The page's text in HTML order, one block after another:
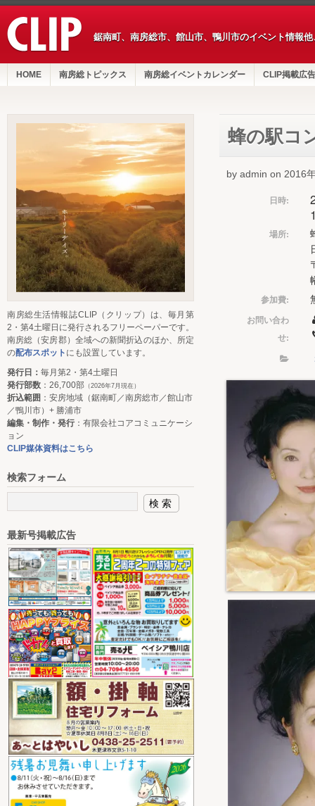
鋸南町、南房総市、館山市、鴨川市のイベント情報
HOME 南房総トピックス 南房総イベントカレンダー CLIP掲載広告
蜂の駅コ
by admin on 2016
日時:
場所:
参加費:
お問い合わ
せ:
南房総生活情報誌CLIP（クリップ）は、毎月第
2・第4土曜日に発行されるフリーペーパーです。
南房総（安房郡）全域への新聞折込のほか、所定
の配布スポット にも設置しています。
発行日： 毎月第2・第4土曜日
発行部数 ：26,700部 （2026年7月現在）
折込範囲 ：安房地域（鋸南町／南房総市／館山市
／鴨川市）+ 勝浦市
編集・制作・発行：有限会社コアコミュニケーシ
ョン
CLIP媒体資料はこちら
検索フォーム
最新号掲載広告